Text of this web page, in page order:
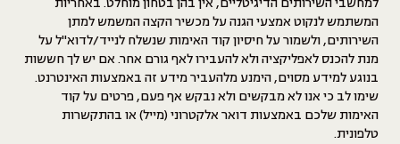
המשתמש לנקוט אמצעי הגנה על מכשיר הקצה המשמש למתן
השירותים, ולשמור על חיסיון קוד האימות שנשלח לנייד/לדוא"ל על
מנת להכנס לאפליקציה ולא להעבירו לאף גורם אחר. אם יש לך חששות
בנוגע למידע מסוים, הימנע מלהעביר מידע זה באמצעות האינטרנט.
שימו לב כי אנו לא מבקשים ולא נבקש אף פעם, פרטים על קוד
האימות שלכם באמצעות דואר אלקטרוני (מייל) או בהתקשרות
טלפונית.